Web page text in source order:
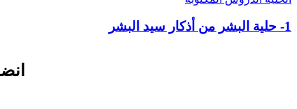
1- حلية البشر من أذكار سيد البشر